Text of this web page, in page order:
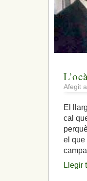
Afegit a
El
cal
el que
Llegir